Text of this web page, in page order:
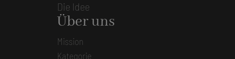
Die Idee
Über uns
Mission
Kategorie